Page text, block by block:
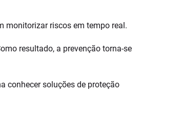
monitorizar riscos em tempo real.
resultado, a prevenção torna-se
conhecer soluções de proteção